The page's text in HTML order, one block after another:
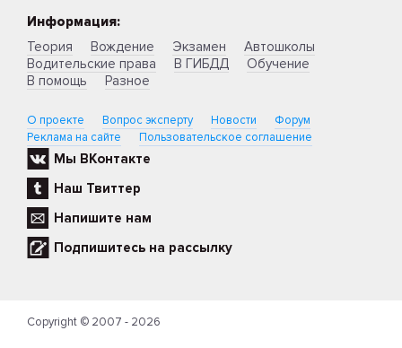
Информация:
Теория
Вождение Экзамен
Автошколы
Водительские права
В ГИБДД
Обучение
В помощь
Разное
О проекте Вопрос эксперту Новости
Форум
Реклама на сайте
Пользовательское соглашение
Мы ВКонтакте
Наш Твиттер
Напишите нам
Подпишитесь на рассылку
Copyright © 2007 - 2026